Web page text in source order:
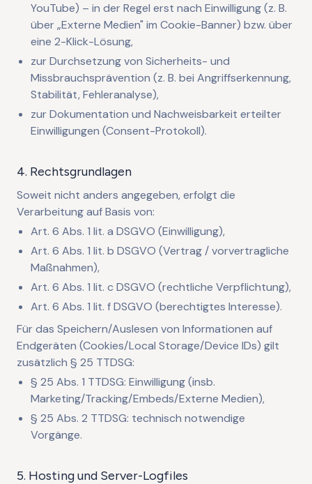
YouTube) – in der Regel erst nach Einwilligung (z. B.
über „Externe Medien" im Cookie-Banner) bzw. über
eine 2-Klick-Lösung,
zur Durchsetzung von Sicherheits- und
Missbrauchsprävention (z. B. bei Angriffserkennung,
Stabilität, Fehleranalyse),
zur Dokumentation und Nachweisbarkeit erteilter
Einwilligungen (Consent-Protokoll).
4. Rechtsgrundlagen
Soweit nicht anders angegeben, erfolgt die
Verarbeitung auf Basis von:
Art. 6 Abs. 1 lit. a DSGVO (Einwilligung),
Art. 6 Abs. 1 lit. b DSGVO (Vertrag / vorvertragliche
Maßnahmen),
Art. 6 Abs. 1 lit. c DSGVO (rechtliche Verpflichtung),
Art. 6 Abs. 1 lit. f DSGVO (berechtigtes Interesse).
Für das Speichern/Auslesen von Informationen auf
Endgeräten (Cookies/Local Storage/Device IDs) gilt
zusätzlich § 25 TTDSG:
§ 25 Abs. 1 TTDSG: Einwilligung (insb.
Marketing/Tracking/Embeds/Externe Medien),
§ 25 Abs. 2 TTDSG: technisch notwendige
Vorgänge.
5. Hosting und Server-Logfiles